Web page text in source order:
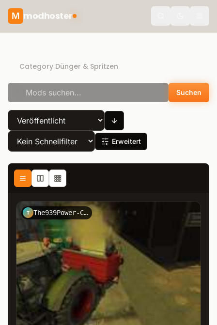
M modhoster
Category Dünger & Spritzen
Suchen
Erweitert
T The939Power-Chris